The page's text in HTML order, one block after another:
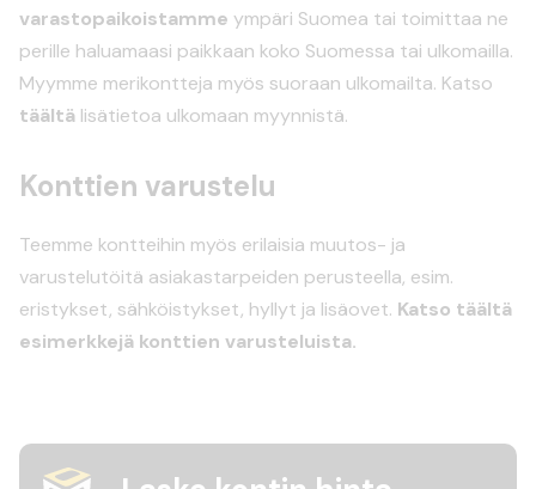
varastopaikoistamme ympäri Suomea tai toimittaa ne
perille haluamaasi paikkaan koko Suomessa tai ulkomailla.
Myymme merikontteja myös suoraan ulkomailta. Katso
täältä lisätietoa ulkomaan myynnistä.
Konttien varustelu
Teemme kontteihin myös erilaisia muutos- ja
varustelutöitä asiakastarpeiden perusteella, esim.
eristykset, sähköistykset, hyllyt ja lisäovet. Katso täältä
esimerkkejä konttien varusteluista.